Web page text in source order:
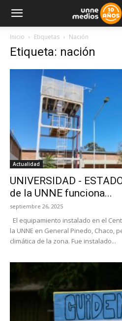
Inicio Etiquetas Nación
Etiqueta: nación
Actualidad
UNIVERSIDAD -
de la UNNE funciona...
septiembre 26, 2025
El equipamiento instalado en el
la UNNE en General Pinedo, Chaco,
climática de la zona. Fue instalado...